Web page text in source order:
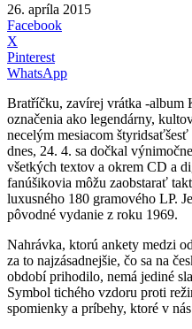
26. apríla 2015
Facebook
X
Pinterest
WhatsApp
Bratříčku, zavírej vrátka -album
označenia ako legendárny,
necelým mesiacom
dnes, 24. 4. sa dočkal
všetkých textov a okrem CD a
fanúšikovia môžu zaobstarať
luxusného 180 gramového LP.
pôvodné vydanie z roku 1969.
Nahrávka, ktorú ankety medzi
za to najzásadnejšie, čo sa na
období prihodilo, nemá jediné
Symbol tichého vzdoru proti
spomienky a príbehy, ktoré v